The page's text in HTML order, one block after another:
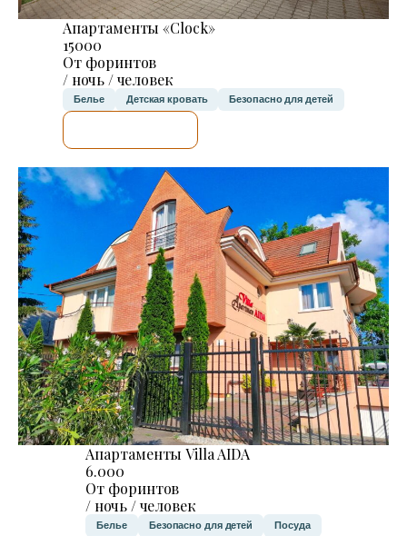
Апартаменты «Clock»
15000
От форинтов
/ ночь / человек
Белье Детская кровать Безопасно для детей
Апартаменты Villa AIDA
6.000
От форинтов
/ ночь / человек
Белье Безопасно для детей Посуда